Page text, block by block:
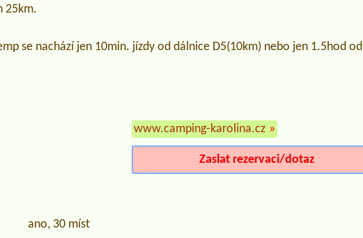
25km.
se nachází jen 10min. jízdy od dálnice D5(10km) nebo jen 1.5hod od
www.camping-karolina.cz »
Zaslat rezervaci/dotaz
ano, 30 míst